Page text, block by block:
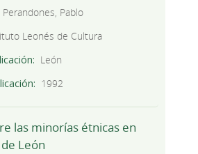
Perandones, Pablo
Leonés de Cultura
León
1992
las minorías étnicas en
León